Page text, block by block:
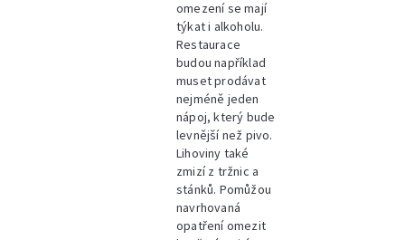
omezení se mají
týkat i alkoholu.
Restaurace
budou například
muset prodávat
nejméně jeden
nápoj, který bude
levnější než pivo.
Lihoviny také
zmizí z tržnic a
stánků. Pomůžou
navrhovaná
opatření omezit